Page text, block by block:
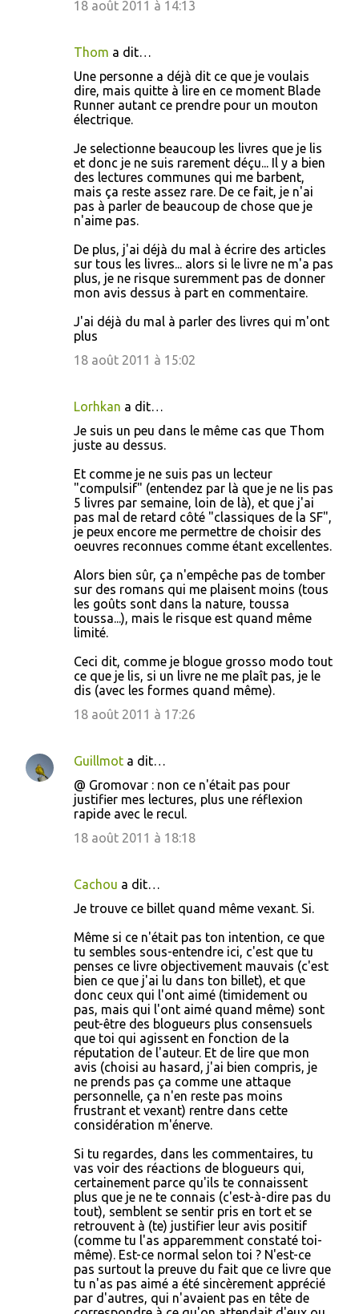
18 août 2011 à 14:13
Thom a dit…
Une personne a déjà dit ce que je voulais
dire, mais quitte à lire en ce moment Blade
Runner autant ce prendre pour un mouton
électrique.
Je selectionne beaucoup les livres que je lis
et donc je ne suis rarement déçu... Il y a bien
des lectures communes qui me barbent,
mais ça reste assez rare. De ce fait, je n'ai
pas à parler de beaucoup de chose que je
n'aime pas.
De plus, j'ai déjà du mal à écrire des articles
sur tous les livres... alors si le livre ne m'a pas
plus, je ne risque suremment pas de donner
mon avis dessus à part en commentaire.
J'ai déjà du mal à parler des livres qui m'ont
plus
18 août 2011 à 15:02
Lorhkan a dit…
Je suis un peu dans le même cas que Thom
juste au dessus.
Et comme je ne suis pas un lecteur
"compulsif" (entendez par là que je ne lis pas
5 livres par semaine, loin de là), et que j'ai
pas mal de retard côté "classiques de la SF",
je peux encore me permettre de choisir des
oeuvres reconnues comme étant excellentes.
Alors bien sûr, ça n'empêche pas de tomber
sur des romans qui me plaisent moins (tous
les goûts sont dans la nature, toussa
toussa...), mais le risque est quand même
limité.
Ceci dit, comme je blogue grosso modo tout
ce que je lis, si un livre ne me plaît pas, je le
dis (avec les formes quand même).
18 août 2011 à 17:26
Guillmot a dit…
@ Gromovar : non ce n'était pas pour
justifier mes lectures, plus une réflexion
rapide avec le recul.
18 août 2011 à 18:18
Cachou a dit…
Je trouve ce billet quand même vexant. Si.
Même si ce n'était pas ton intention, ce que
tu sembles sous-entendre ici, c'est que tu
penses ce livre objectivement mauvais (c'est
bien ce que j'ai lu dans ton billet), et que
donc ceux qui l'ont aimé (timidement ou
pas, mais qui l'ont aimé quand même) sont
peut-être des blogueurs plus consensuels
que toi qui agissent en fonction de la
réputation de l'auteur. Et de lire que mon
avis (choisi au hasard, j'ai bien compris, je
ne prends pas ça comme une attaque
personnelle, ça n'en reste pas moins
frustrant et vexant) rentre dans cette
considération m'énerve.
Si tu regardes, dans les commentaires, tu
vas voir des réactions de blogueurs qui,
certainement parce qu'ils te connaissent
plus que je ne te connais (c'est-à-dire pas du
tout), semblent se sentir pris en tort et se
retrouvent à (te) justifier leur avis positif
(comme tu l'as apparemment constaté toi-
même). Est-ce normal selon toi ? N'est-ce
pas surtout la preuve du fait que ce livre que
tu n'as pas aimé a été sincèrement apprécié
par d'autres, qui n'avaient pas en tête de